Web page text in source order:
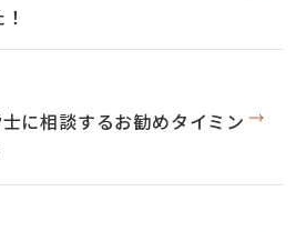
に相談するお勧めタイミン